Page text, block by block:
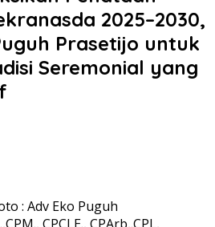
2025–2030,
Prasetijo untuk
Seremonial yang